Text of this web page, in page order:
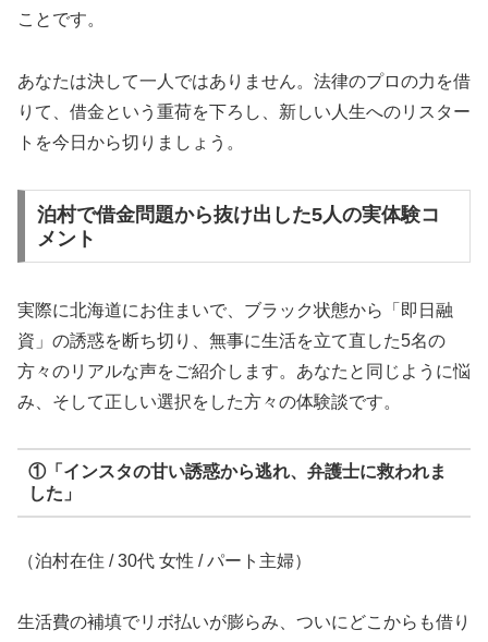
ことです。
あなたは決して一人ではありません。法律のプロの力を借
りて、借金という重荷を下ろし、新しい人生へのリスター
トを今日から切りましょう。
泊村で借金問題から抜け出した5人の実体験コ
メント
実際に北海道にお住まいで、ブラック状態から「即日融
資」の誘惑を断ち切り、無事に生活を立て直した5名の
方々のリアルな声をご紹介します。あなたと同じように悩
み、そして正しい選択をした方々の体験談です。
①「インスタの甘い誘惑から逃れ、弁護士に救われま
した」
（泊村在住 / 30代 女性 / パート主婦）
生活費の補填でリボ払いが膨らみ、ついにどこからも借り